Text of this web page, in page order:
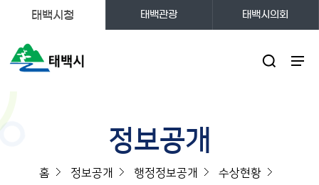
태백시청 태백관광 태백시의회
정보공개
홈 정보공개 행정정보공개
수상현황